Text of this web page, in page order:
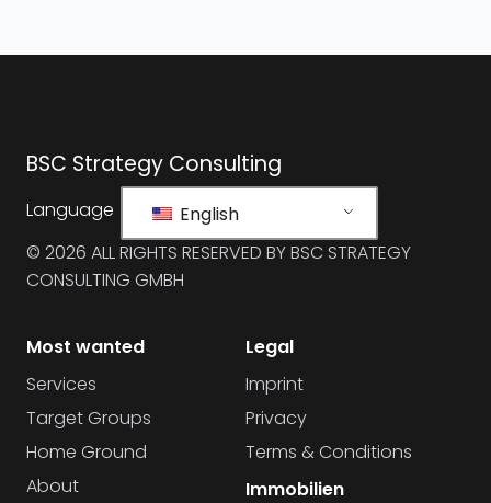
BSC Strategy Consulting
Language
English
© 2026 ALL RIGHTS RESERVED BY BSC STRATEGY
CONSULTING GMBH
Most wanted
Services
Target Groups
Home Ground
About
Legal
Imprint
Privacy
Terms & Conditions
Immobilien